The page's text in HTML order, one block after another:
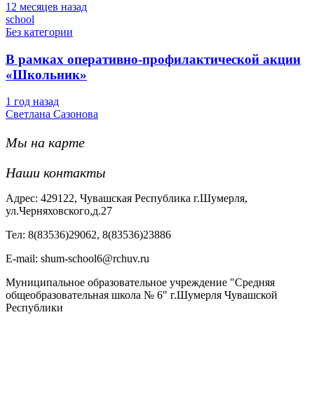
12 месяцев назад
school
Без категории
В рамках оперативно-профилактической акции
«Школьник»
1 год назад
Светлана Сазонова
Мы на карте
Наши контакты
Адрес: 429122, Чувашская Республика г.Шумерля,
ул.Черняховского,д.27
Тел: 8(83536)29062, 8(83536)23886
Е-mail: shum-school6@rchuv.ru
Муниципальное образовательное учреждение "Средняя
общеобразовательная школа № 6" г.Шумерля Чувашской
Республики